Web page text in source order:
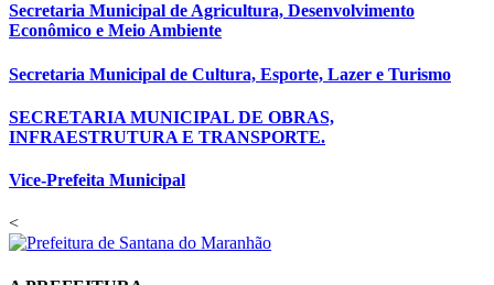
Secretaria Municipal de Agricultura, Desenvolvimento
Econômico e Meio Ambiente
Secretaria Municipal de Cultura, Esporte, Lazer e Turismo
SECRETARIA MUNICIPAL DE OBRAS,
INFRAESTRUTURA E TRANSPORTE.
Vice-Prefeita Municipal
<